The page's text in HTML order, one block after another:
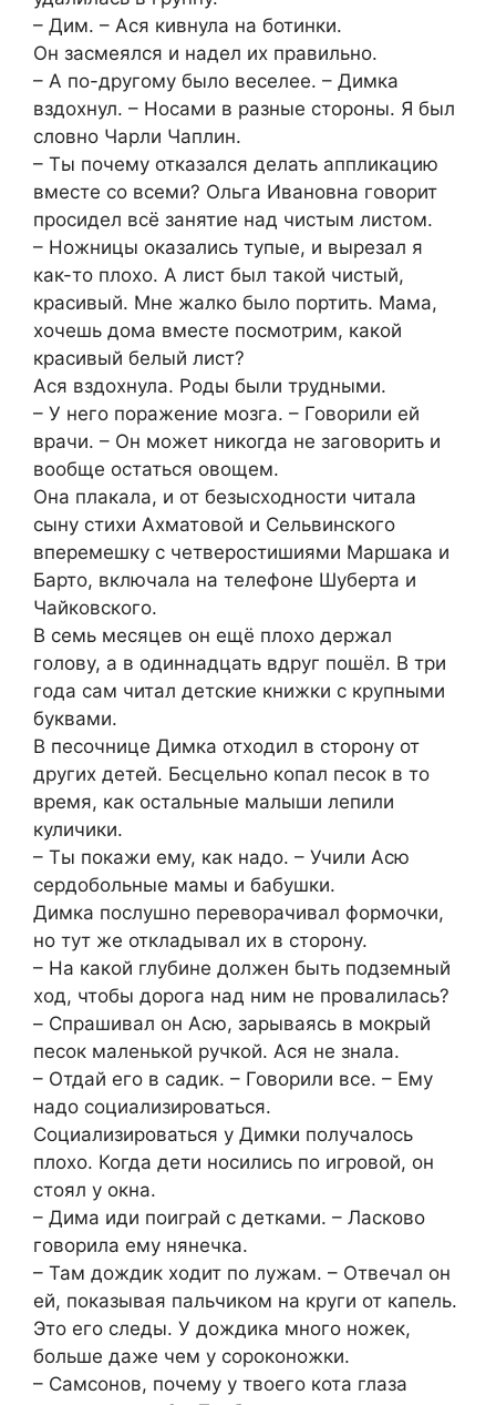
– Дим. – Ася кивнула на ботинки.
Он засмеялся и надел их правильно.
– А по-другому было веселее. – Димка
вздохнул. – Носами в разные стороны. Я был
словно Чарли Чаплин.
– Ты почему отказался делать аппликацию
вместе со всеми? Ольга Ивановна говорит
просидел всё занятие над чистым листом.
– Ножницы оказались тупые, и вырезал я
как-то плохо. А лист был такой чистый,
красивый. Мне жалко было портить. Мама,
хочешь дома вместе посмотрим, какой
красивый белый лист?
Ася вздохнула. Роды были трудными.
– У него поражение мозга. – Говорили ей
врачи. – Он может никогда не заговорить и
вообще остаться овощем.
Она плакала, и от безысходности читала
сыну стихи Ахматовой и Сельвинского
вперемешку с четверостишиями Маршака и
Барто, включала на телефоне Шуберта и
Чайковского.
В семь месяцев он ещё плохо держал
голову, а в одиннадцать вдруг пошёл. В три
года сам читал детские книжки с крупными
буквами.
В песочнице Димка отходил в сторону от
других детей. Бесцельно копал песок в то
время, как остальные малыши лепили
куличики.
– Ты покажи ему, как надо. – Учили Асю
сердобольные мамы и бабушки.
Димка послушно переворачивал формочки,
но тут же откладывал их в сторону.
– На какой глубине должен быть подземный
ход, чтобы дорога над ним не провалилась?
– Спрашивал он Асю, зарываясь в мокрый
песок маленькой ручкой. Ася не знала.
– Отдай его в садик. – Говорили все. – Ему
надо социализироваться.
Социализироваться у Димки получалось
плохо. Когда дети носились по игровой, он
стоял у окна.
– Дима иди поиграй с детками. – Ласково
говорила ему нянечка.
– Там дождик ходит по лужам. – Отвечал он
ей, показывая пальчиком на круги от капель.
Это его следы. У дождика много ножек,
больше даже чем у сороконожки.
– Самсонов, почему у твоего кота глаза